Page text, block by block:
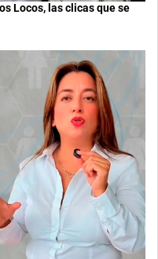
Locos, las clicas que se